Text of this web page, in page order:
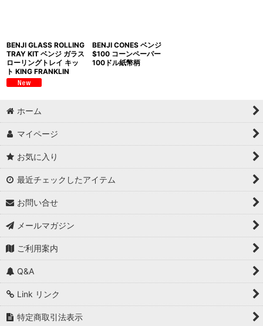
BENJI GLASS ROLLING
TRAY KIT ベンジ ガラス
ローリングトレイ キッ
ト KING FRANKLIN
BENJI CONES ベンジ
$100 コーンペーパー
100ドル紙幣柄
ホーム
マイページ
お気に入り
最近チェックしたアイテム
お問い合せ
メールマガジン
ご利用案内
Q&A
Link リンク
特定商取引法表示